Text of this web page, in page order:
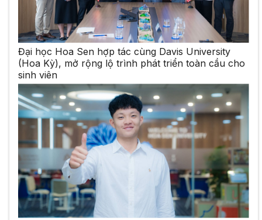
Đại học Hoa Sen hợp tác cùng Davis University
(Hoa Kỳ), mở rộng lộ trình phát triển toàn cầu cho
sinh viên